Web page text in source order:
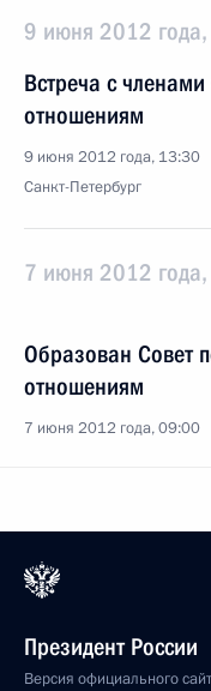
9 июня 2012 года,
Встреча с
отношениям
9 июня 2012 года, 13:30
Санкт-Петербург
7 июня 2012 года,
Образован Совет
отношениям
7 июня 2012 года, 09:00
Президент России
Версия официального